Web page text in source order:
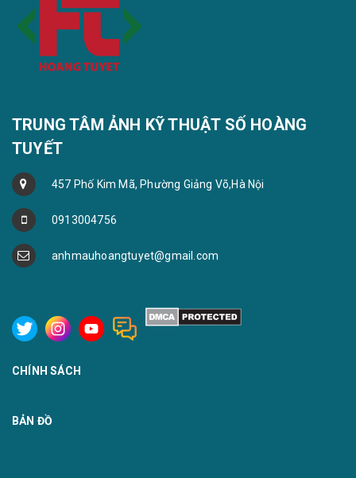
TRUNG TÂM ẢNH KỸ THUẬT SỐ HOÀNG
TUYẾT
457 Phố Kim Mã, Phường Giảng Võ,Hà Nội
0913004756
anhmauhoangtuyet@gmail.com
CHÍNH SÁCH
BẢN ĐỒ